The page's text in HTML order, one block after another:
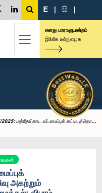
E | සි |
எனது பாராளுமன்றம்
இங்கே உள்நுழைக
2025: மத்தேகொட வீடமைப்புக் கட்டிடத்தொ...
அகற்றும்